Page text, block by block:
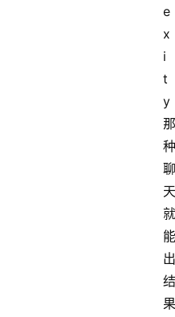
e
x
i
t
y
那
种
聊
天
就
能
出
结
果